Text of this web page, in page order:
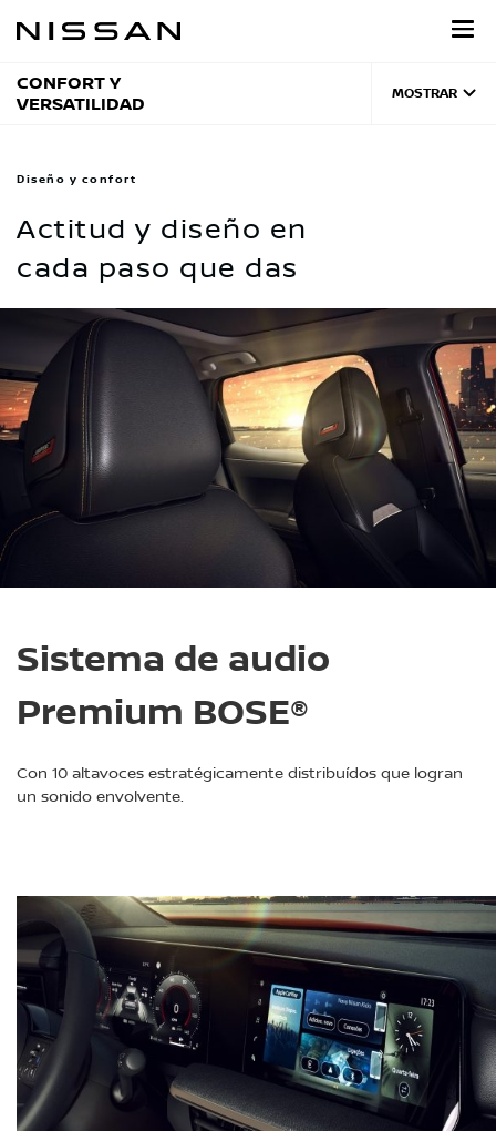
CONFORT Y
VERSATILIDAD
MOSTRAR
Actitud y diseño en
cada paso que das
Diseño y confort
Sistema de audio
Premium BOSE®
Con 10 altavoces estratégicamente distribuídos que logran
un sonido envolvente.